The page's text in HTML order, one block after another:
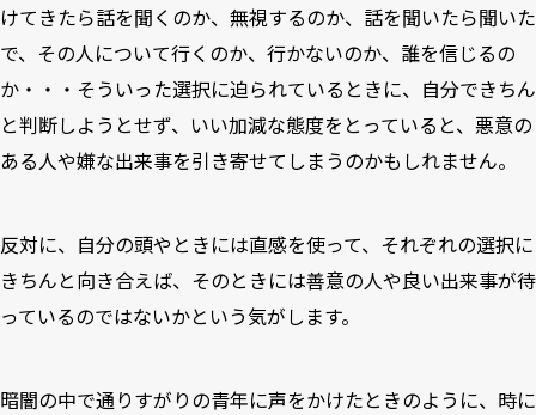
けてきたら話を聞くのか、無視するのか、話を聞いたら聞いた
で、その人について行くのか、行かないのか、誰を信じるの
か・・・そういった選択に迫られているときに、自分できちん
と判断しようとせず、いい加減な態度をとっていると、悪意の
ある人や嫌な出来事を引き寄せてしまうのかもしれません。
反対に、自分の頭やときには直感を使って、それぞれの選択に
きちんと向き合えば、そのときには善意の人や良い出来事が待
っているのではないかという気がします。
暗闇の中で通りすがりの青年に声をかけたときのように、時に